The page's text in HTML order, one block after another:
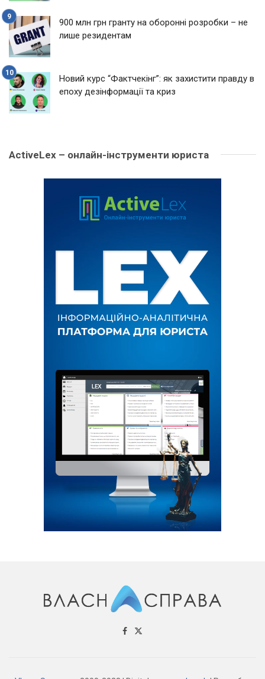
900 млн грн гранту на оборонні розробки – не
лише резидентам
Новий курс “Фактчекінг”: як захистити правду в
епоху дезінформації та криз
ActiveLex – онлайн-інструменти юриста